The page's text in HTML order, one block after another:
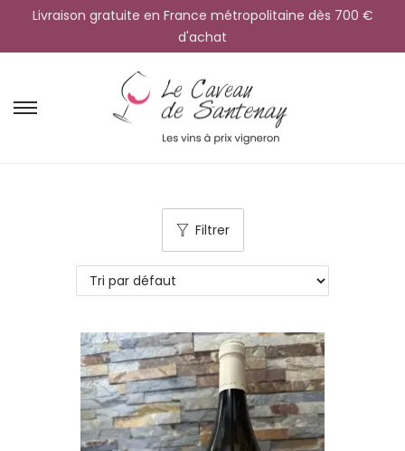
Livraison gratuite en France métropolitaine dès 700 €
d'achat
Filtrer